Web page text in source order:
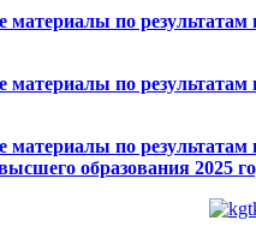
по
по
по
образования 2025